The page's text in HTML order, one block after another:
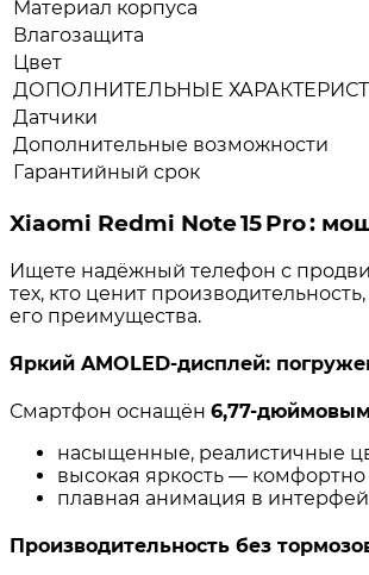
Материал корпуса
Влагозащита
Цвет
ДОПОЛНИТЕЛЬНЫЕ
Датчики
Дополнительные возможности
Гарантийный срок
Xiaomi Redmi Note15Pro:
Ищете надёжный телефон с
тех, кто ценит производительность,
его преимущества.
Яркий AMOLED‑дисплей:
Смартфон оснащён 6,77‑дюймовым
насыщенные, реалистичные
высокая яркость — комфортно
плавная анимация в
Производительность без